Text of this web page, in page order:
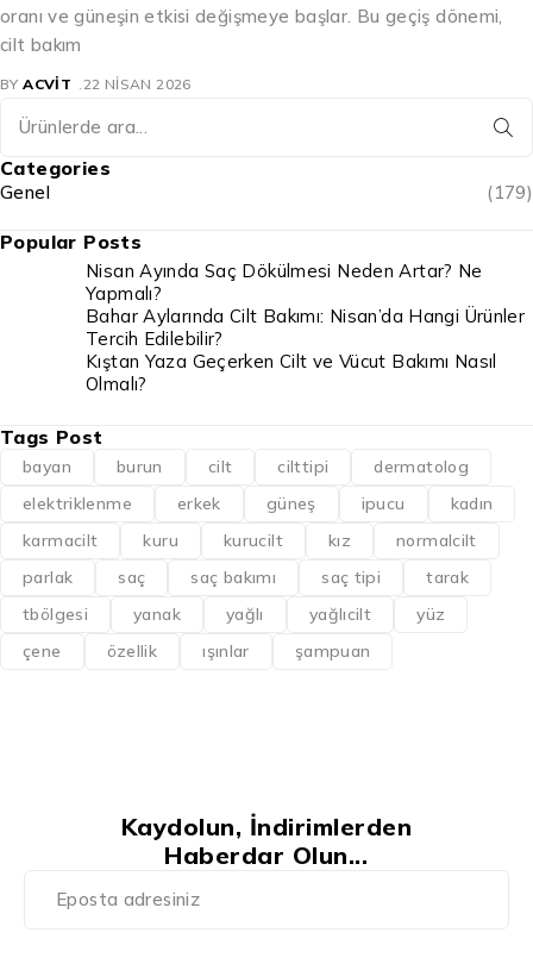
oranı ve güneşin etkisi değişmeye başlar. Bu geçiş dönemi,
cilt bakım
BY ACVIT 22 NISAN 2026
Categories
Genel (179)
Popular Posts
Nisan Ayında Saç Dökülmesi Neden Artar? Ne
Yapmalı?
Bahar Aylarında Cilt Bakımı: Nisan’da Hangi Ürünler
Tercih Edilebilir?
Kıştan Yaza Geçerken Cilt ve Vücut Bakımı Nasıl
Olmalı?
Tags Post
bayan burun cilt cilttipi
dermatolog
elektriklenme
erkek güneş ipucu
kadın
karmacilt
kuru kurucilt kız
normalcilt
parlak
saç saç bakımı saç tipi
tarak
tbölgesi
yanak yağlı yağlıcilt
yüz
çene
özellik ışınlar şampuan
Kaydolun, İndirimlerden
Haberdar Olun...